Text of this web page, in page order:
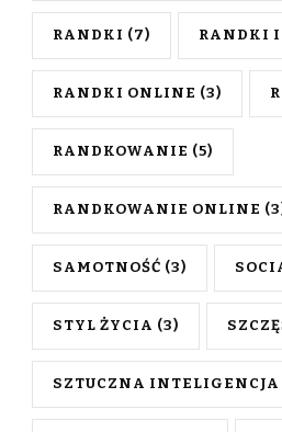
RANDKI (7) RANDKI
RANDKI ONLINE (3)
RANDKOWANIE (5)
RANDKOWANIE ONLINE
SAMOTNOŚĆ (3)
STYL ŻYCIA (3)
SZTUCZNA INTELIGENCJA